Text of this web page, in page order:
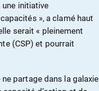
une initiative
», a clamé haut
serait « pleinement
(CSP) et pourrait
partage dans la galaxie